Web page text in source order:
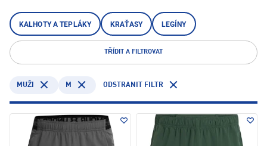
KALHOTY A TEPLÁKY KRAŤASY LEGÍNY
TŘÍDIT A FILTROVAT
MUŽI M ODSTRANIT FILTR